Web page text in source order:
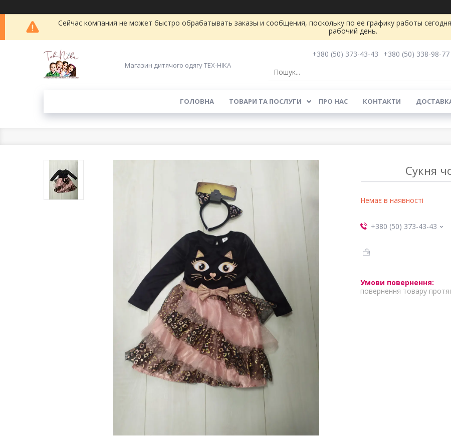
Сейчас компания не может быстро обрабатывать заказы и сообщения, поскольку по ее графику работы
рабочий день.
Магазин дитячого одягу ТЕХ-НІКА
+380 (50) 373-43-43
+380 (50) 338-98-77
ГОЛОВНА ТОВАРИ ТА ПОСЛУГИ ПРО НАС КОНТАКТИ
Сукня
Немає в наявності
+380 (50) 373-43-43
повернення товару